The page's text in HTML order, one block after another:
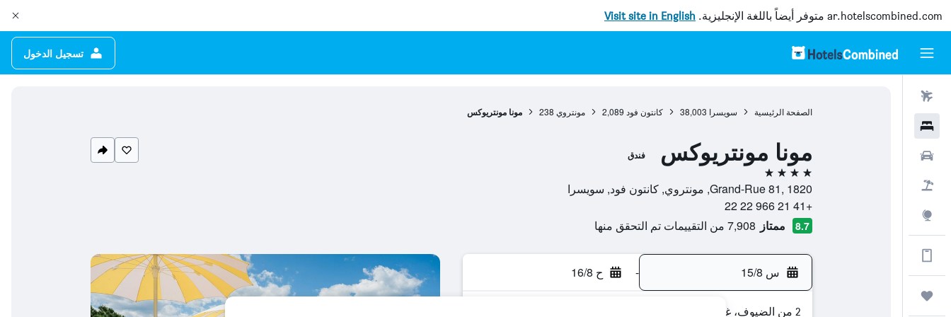
ar.hotelscombined.com متوفر أيضاً باللغة الإنجليزية. Visit site in English
تسجيل الدخول
الحصول على المزيد على التطبيق
الصفحة الرئيسية سويسرا 38,003 كانتون فود 2,089 مونتروي 238 مونا مونتريوكس
مونا مونتريوكس فندق
4 نجوم
Grand-Rue 81, 1820, مونتروي, كانتون فود, سويسرا
+41 21 966 22 22
8.7 ممتاز 7,908 من التقييمات تم التحقق منها
س 15/8 - ح 16/8
2 من الضيوف، غرفة واحدة